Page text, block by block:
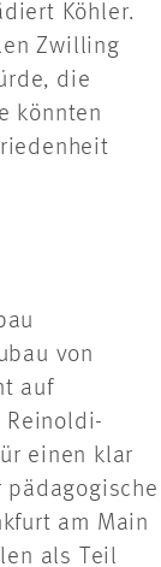
Köhler.
Zwilling
die
könnten
von
auf
Reinoldi-
einen klar
pädagogische
am Main
als Teil